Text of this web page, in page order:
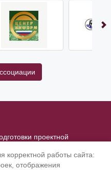
проектной
персональных данных
работы сайта:
отображения